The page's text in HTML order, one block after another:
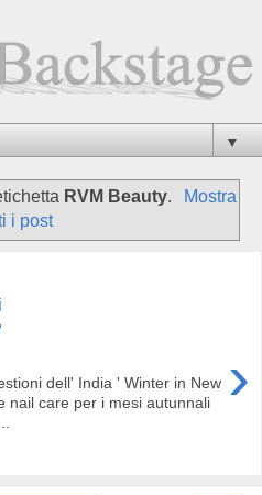
▼
RVM Beauty.
Mostra
i post
›
dell' India ' Winter in New
nail care per i mesi autunnali